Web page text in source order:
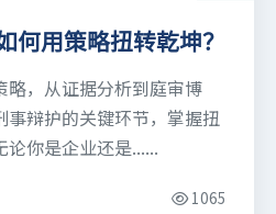
何用策略扭转乾坤？
略，从证据分析到庭审博
事辩护的关键环节，掌握扭
你是企业还是......
1065